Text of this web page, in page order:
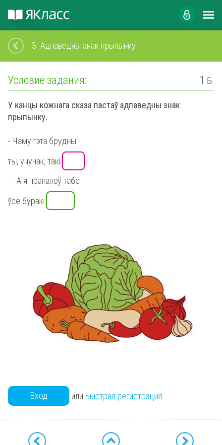
3. Адпаведны знак прыпынку
Условие задания: 1 Б.
У канцы кожнага сказа пастаў адпаведны знак
прыпынку.
- Чаму гэта брудны
ты, унучак, такі
- А я прапалоў табе
ўсе буракі
Вход или Быстрая регистрация